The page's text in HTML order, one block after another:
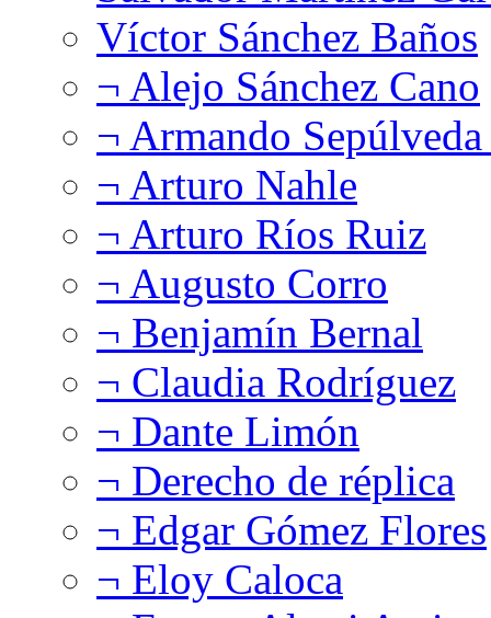
Víctor Sánchez Baños
¬ Alejo Sánchez Cano
¬ Armando
¬ Arturo Nahle
¬ Arturo Ríos Ruiz
¬ Augusto Corro
¬ Benjamín Bernal
¬ Claudia Rodríguez
¬ Dante Limón
¬ Derecho de réplica
¬ Edgar Gómez Flores
¬ Eloy Caloca